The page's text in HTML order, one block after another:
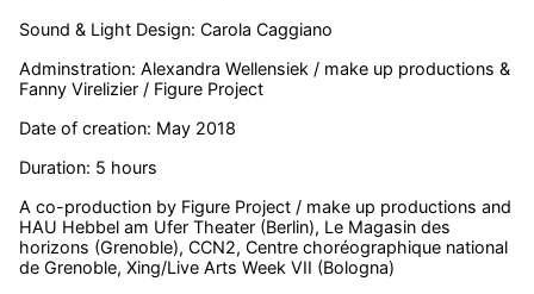
Sound & Light Design: Carola Caggiano
Adminstration: Alexandra Wellensiek / make up productions &
Fanny Virelizier / Figure Project
Date of creation: May 2018
Duration: 5 hours
A co-production by Figure Project / make up productions and
HAU Hebbel am Ufer Theater (Berlin), Le Magasin des
horizons (Grenoble), CCN2, Centre choréographique national
de Grenoble, Xing/Live Arts Week VII (Bologna)